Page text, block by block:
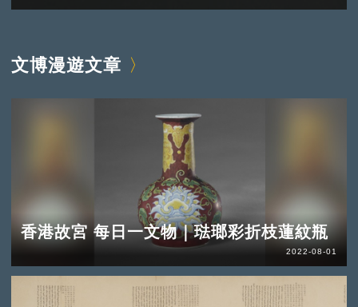
文博漫遊文章
香港故宮 每日一文物｜琺瑯彩折枝蓮紋瓶
2022-08-01